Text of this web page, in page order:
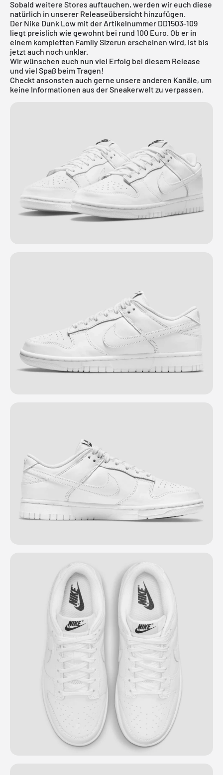
Sobald weitere Stores auftauchen, werden wir euch diese
natürlich in unserer Releaseübersicht hinzufügen.
Der Nike Dunk Low mit der Artikelnummer DD1503-109
liegt preislich wie gewohnt bei rund 100 Euro. Ob er in
einem kompletten Family Sizerun erscheinen wird, ist bis
jetzt auch noch unklar.
Wir wünschen euch nun viel Erfolg bei diesem Release
und viel Spaß beim Tragen!
Checkt ansonsten auch gerne unsere anderen Kanäle, um
keine Informationen aus der Sneakerwelt zu verpassen.